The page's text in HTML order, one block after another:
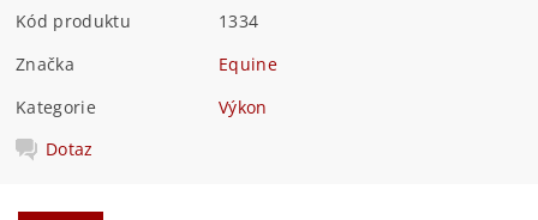
Kód produktu
1334
Značka
Equine
Kategorie
Výkon
Dotaz